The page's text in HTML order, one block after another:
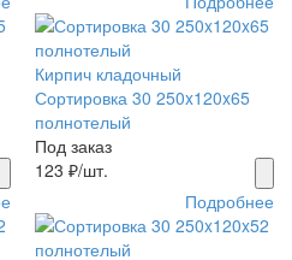
Кирпич кладочный
Сортировка 30 250x120x65
полнотелый
Под заказ
123 ₽/шт.
Подробнее